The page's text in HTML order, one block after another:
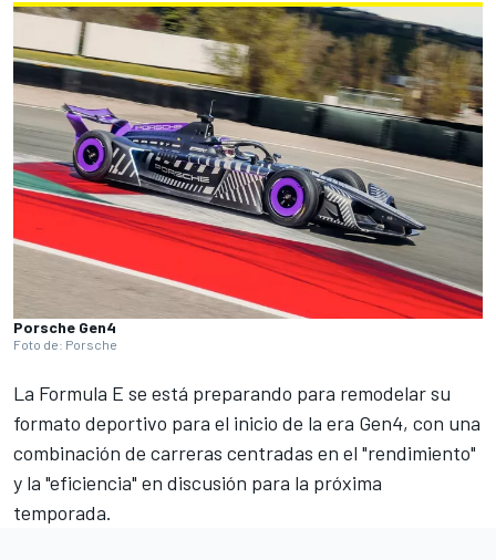
Porsche Gen4
Foto de: Porsche
La Formula E se está preparando para remodelar su
formato deportivo para el inicio de la era Gen4, con una
combinación de carreras centradas en el "rendimiento"
y la "eficiencia" en discusión para la próxima
temporada.